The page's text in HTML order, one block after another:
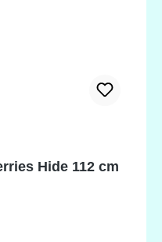
Hide 112 cm